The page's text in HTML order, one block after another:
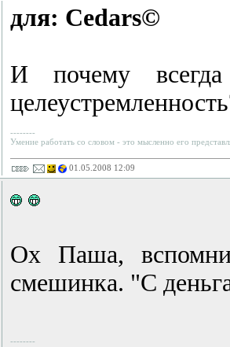
для: Cedars©
И почему
--------
Умение работать со словом - это мысленно его
01.05.2008 12:09
Ох Паша,
смешинка. "С
--------